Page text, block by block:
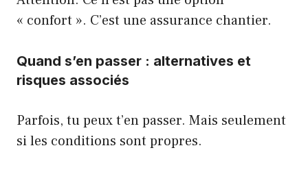
« confort ». C’est une assurance chantier.
Quand s’en passer : alternatives et
risques associés
Parfois, tu peux t’en passer. Mais seulement
si les conditions sont propres.